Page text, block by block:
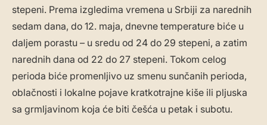
stepeni. Prema izgledima vremena u Srbiji za narednih
sedam dana, do 12. maja, dnevne temperature biće u
daljem porastu – u sredu od 24 do 29 stepeni, a zatim
narednih dana od 22 do 27 stepeni. Tokom celog
perioda biće promenljivo uz smenu sunčanih perioda,
oblačnosti i lokalne pojave kratkotrajne kiše ili pljuska
sa grmljavinom koja će biti češća u petak i subotu.